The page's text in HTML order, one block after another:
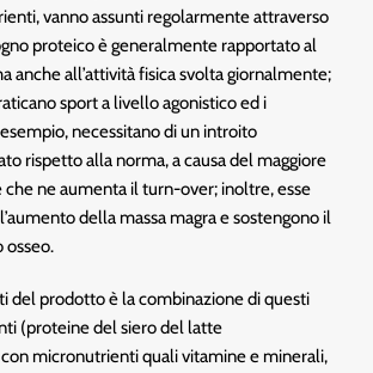
vanno assunti regolarmente attraverso
proteico è generalmente rapportato al
anche all’attività fisica svolta giornalmente;
sport a livello agonistico ed i
necessitano di un introito
rispetto alla norma, a causa del maggiore
ne aumenta il turn-over; inoltre, esse
della massa magra e sostengono il
del prodotto è la combinazione di questi
(proteine del siero del latte
micronutrienti quali vitamine e minerali,